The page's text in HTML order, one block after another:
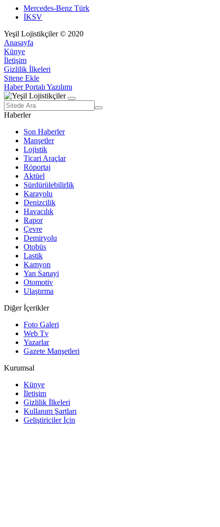
Mercedes-Benz Türk
İKSV
Yeşil Lojistikçiler © 2020
Anasayfa
Künye
İletişim
Gizlilik İlkeleri
Sitene Ekle
Haber Portalı Yazılımı
Haberler
Son Haberler
Manşetler
Lojistik
Ticari Araçlar
Röportaj
Aktüel
Sürdürülebilirlik
Karayolu
Denizcilik
Havacılık
Rapor
Çevre
Demiryolu
Otobüs
Lastik
Kamyon
Yan Sanayi
Otomotiv
Ulaştırma
Diğer İçerikler
Foto Galeri
Web Tv
Yazarlar
Gazete Manşetleri
Kurumsal
Künye
İletişim
Gizlilik İlkeleri
Kullanım Şartları
Geliştiriciler İçin